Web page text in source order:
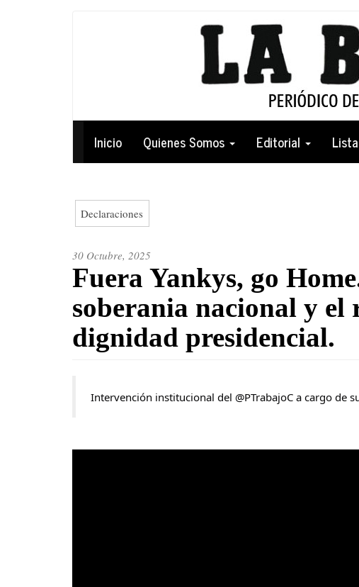
Navegación
principal
Inicio Quienes Somos Editorial
Declaraciones
30 Octubre, 2025
Fuera Yankys, go
soberania nacional y el
dignidad presidencial.
Intervención institucional del @PTrabajoC a cargo de